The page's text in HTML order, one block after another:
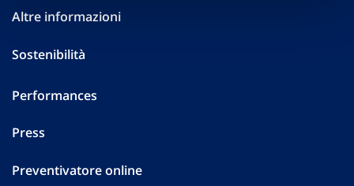
Altre informazioni
Sostenibilità
Performances
Press
Preventivatore online